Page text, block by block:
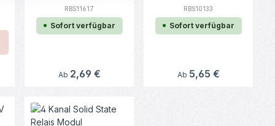
RBS11617
Sofort verfügbar
Regulärer Preis:
Ab 2,69 €
RBS10133
Sofort verfügbar
Regulärer Preis:
Ab 5,65 €